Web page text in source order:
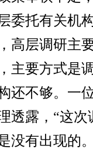
委托有关机
层调研主要
主要方式是
还不够。一
透露，“这
没有出现的